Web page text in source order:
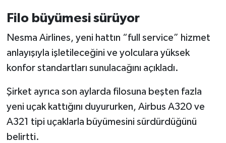
Filo büyümesi sürüyor
Nesma Airlines, yeni hattın “full service” hizmet
anlayışıyla işletileceğini ve yolculara yüksek
konfor standartları sunulacağını açıkladı.
Şirket ayrıca son aylarda filosuna beşten fazla
yeni uçak kattığını duyururken, Airbus A320 ve
A321 tipi uçaklarla büyümesini sürdürdüğünü
belirtti.